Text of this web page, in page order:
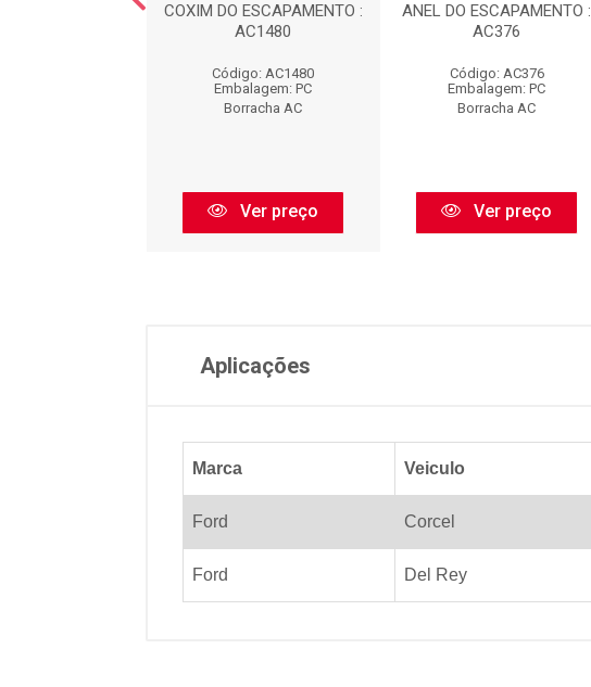
COXIM DO ESCAPAMENTO :
AC1480
Código: AC1480
Embalagem: PC
Borracha AC
Ver preço
ANEL DO ESCAPAMENTO :
AC376
Código: AC376
Embalagem: PC
Borracha AC
Ver preço
Aplicações
Marca Veiculo
Ford Corcel
Ford Del Rey